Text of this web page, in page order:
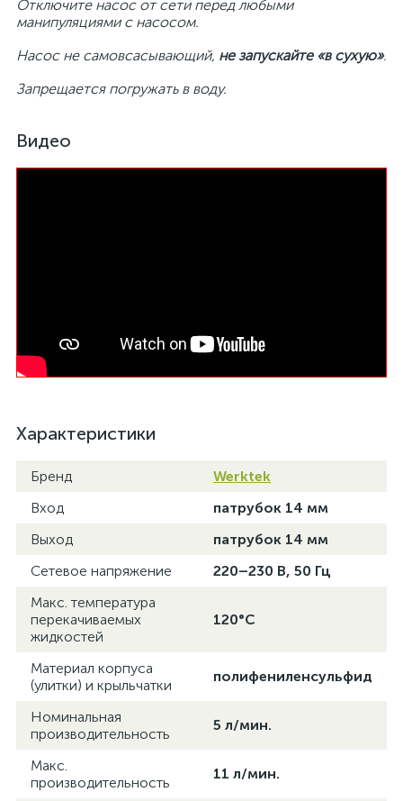
Отключите насос от сети перед любыми
манипуляциями с насосом.
Насос не самовсасывающий, не запускайте «в сухую».
Запрещается погружать в воду.
Видео
Характеристики
Бренд
Werktek
Вход
патрубок 14 мм
Выход
патрубок 14 мм
Сетевое напряжение
220–230 В, 50 Гц
Макс. температура
перекачиваемых
жидкостей
120°C
Материал корпуса
(улитки) и крыльчатки
полифениленсульфид
Номинальная
производительность
5 л/мин.
Макс.
производительность
11 л/мин.